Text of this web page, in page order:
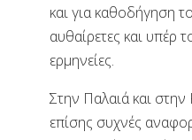
και για καθοδήγηση
αυθαίρετες και υπέρ
ερμηνείες.
Στην Παλαιά και στην
επίσης συχνές